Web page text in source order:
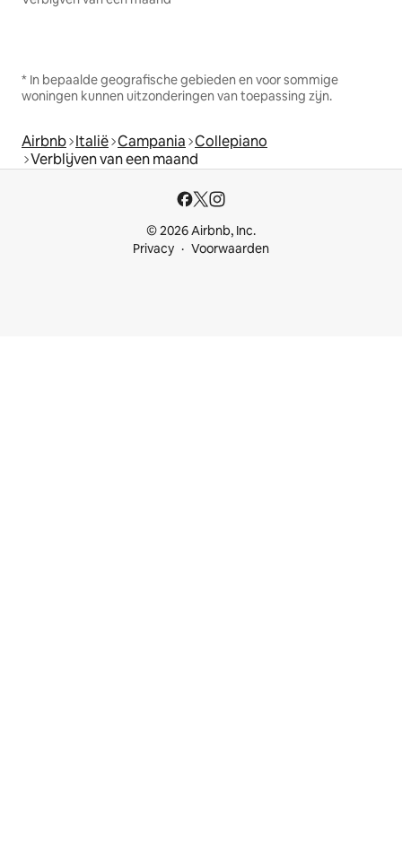
* In bepaalde geografische gebieden en voor sommige
woningen kunnen uitzonderingen van toepassing zijn.
Airbnb Italië Campania Collepiano
Verblijven van een maand
© 2026 Airbnb, Inc.
Privacy
Voorwaarden